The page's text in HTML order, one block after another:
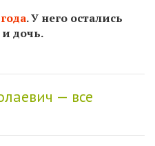
. У него остались
дочь.
— все